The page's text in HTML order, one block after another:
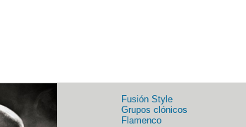
Fusión Style
Grupos clónicos
Flamenco